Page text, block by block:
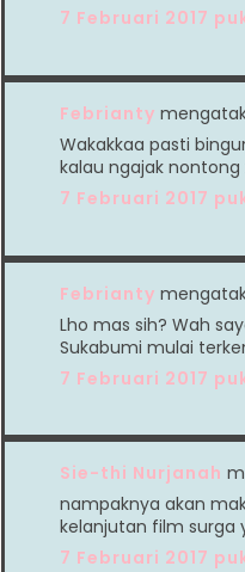
7 Februari 2017
Febrianty
Wakakkaa pasti
kalau ngajak nontong
7 Februari 2017
Febrianty
Lho mas sih? Wah
Sukabumi mulai
7 Februari 2017
Sie-thi Nurjanah
nampaknya akan
kelanjutan film surga
7 Februari 2017